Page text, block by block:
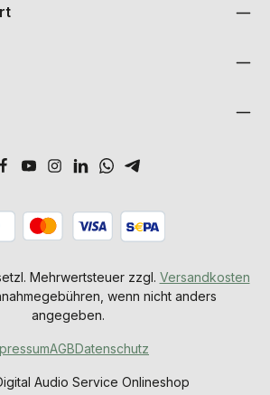
Mehrwertsteuer zzgl. Versandkosten
wenn nicht anders
angegeben.
Audio Service Onlineshop
AGBDatenschutz